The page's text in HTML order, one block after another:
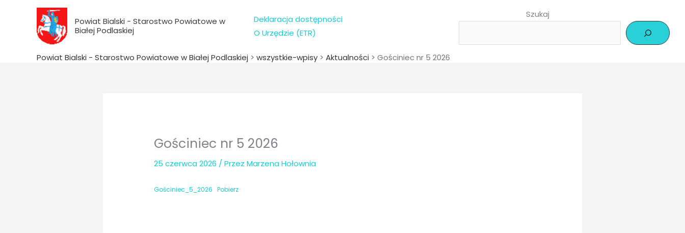
Powiat Bialski - Starostwo Powiatowe w
Białej Podlaskiej
Deklaracja dostępności
O Urzędzie (ETR)
Szukaj
Powiat Bialski - Starostwo Powiatowe w Białej Podlaskiej > wszystkie-wpisy > Aktualności > Gościniec nr 5 2026
Gościniec nr 5 2026
25 czerwca 2026 / PrzezMarzena Hołownia
Gościniec_5_2026 Pobierz